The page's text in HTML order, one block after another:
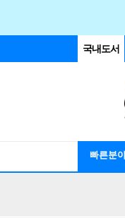
국내도서
빠른분